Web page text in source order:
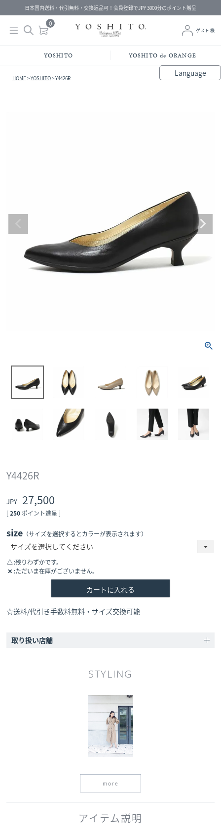
日本国内送料・代引無料・交換返品可！会員登録でJPY 3000分のポイント贈呈
0
ゲスト 様
YOSHITO YOSHITO de ORANGE
Language
HOME YOSHITO Y4426R
Y4426R
27,500
[ 250 ポイント進呈 ]
size （サイズを選択するとカラーが表示されます）
△ 残りわずかです。
✕ ただいま在庫がございません。
カートに入れる
☆送料/代引き手数料無料・サイズ交換可能
取り扱い店舗
STYLING
more
アイテム説明